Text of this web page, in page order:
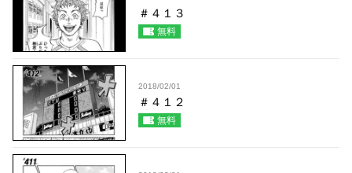
＃４１３
無料
2018/02/01
＃４１２
無料